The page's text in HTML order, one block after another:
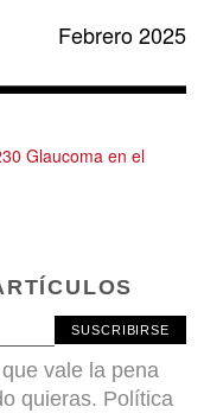
Febrero 2025
Glaucoma en el
SUSCRIBIRSE
vale la pena
quieras. Política